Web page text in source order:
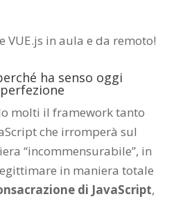
e VUE.js in aula e da remoto!
ha senso oggi
molti il framework tanto
che irromperà sul
“incommensurabile”, in
in maniera totale
di JavaScript,